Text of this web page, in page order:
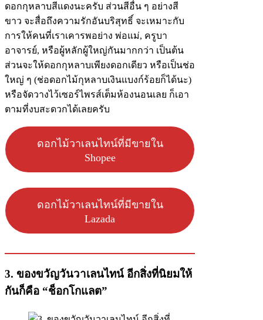
ดอกกุหลาบสีแดงนะครับ ส่วนสีอื่น ๆ อย่างสี
ขาว จะสื่อถึงความรักอันบริสุทธิ์ จะเหมาะกับ
การให้คนที่เราเคารพอย่าง พ่อแม่, ครูบา
อาจารย์, หรือผู้หลักผู้ใหญ่กันมากกว่า เป็นต้น
ส่วนจะให้ดอกกุหลาบเพียงดอกเดียว หรือเป็นช่อ
ใหญ่ ๆ (ช่อดอกไม้กุหลาบเงินแบงก์ร้อยก็ได้นะ)
หรือจัดวางไว้เซอร์ไพรส์เต็มห้องนอนเลย ก็เอา
ตามที่งบสะดวกได้เลยครับ
ดอกไม้วาเลนไทน์ที่มีขายใน
Shopee
ดอกไม้วาเลนไทน์ที่มีขายใน
Lazada
3. ของขวัญวันวาเลนไทน์ อีกสิ่งที่นิยมให้
กันก็คือ “ช็อกโกแลต”